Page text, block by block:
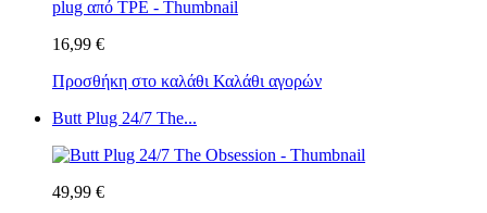
16,99 €
Προσθήκη στο καλάθι Καλάθι αγορών
Butt Plug 24/7 The...
49,99 €